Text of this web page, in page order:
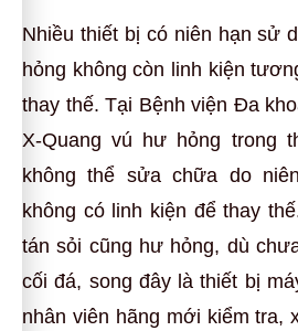
Nhiều thiết bị có niên hạn sử
hỏng không còn linh kiện
thay thế. Tại Bệnh viện Đa
X-Quang vú hư hỏng trong
không thể sửa chữa do
không có linh kiện để thay
tán sỏi cũng hư hỏng, dù
cối đá, song đây là thiết bị
nhân viên hãng mới kiểm tra,